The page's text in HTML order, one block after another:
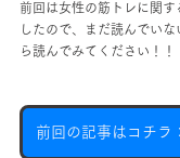
前回は女性の筋トレに関
したので、まだ読んでい
ら読んでみてください！！